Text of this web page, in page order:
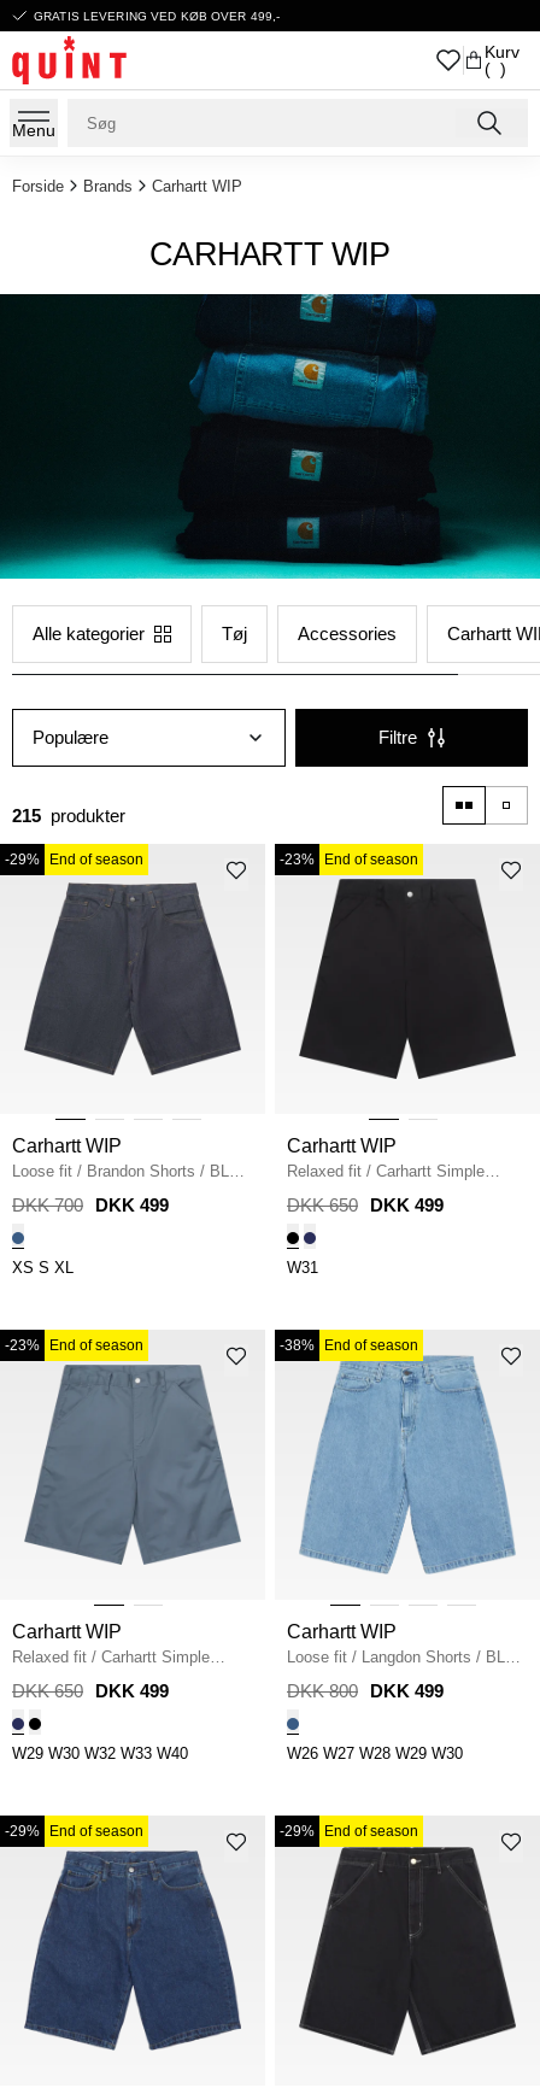
GRATIS LEVERING VED KØB OVER 499,-
Kurv
( )
Menu
Forside Brands Carhartt WIP
CARHARTT WIP
Alle kategorier Tøj Accessories Carhartt
Populære Filtre
215 produkter
-29% End of season
Carhartt WIP
Loose fit / Brandon Shorts / BLUE
RIGID
DKK 700 DKK 499
XS S XL
-23% End of season
Carhartt WIP
Relaxed fit / Carhartt Simple
Shorts / BLACK
DKK 650 DKK 499
W31
-23% End of season
Carhartt WIP
Relaxed fit / Carhartt Simple
Shorts / COZY BLUE
DKK 650 DKK 499
W29 W30 W32 W33 W40
-38% End of season
Carhartt WIP
Loose fit / Langdon Shorts / BLUE
STONE BLEACHED
DKK 800 DKK 499
W26 W27 W28 W29 W30
-29% End of season -29% End of season